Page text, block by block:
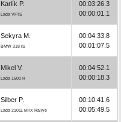
Karlík P.
Lada VFTS
00:03:26.3
00:00:01.1
Sekyra M.
BMW 318 iS
00:04:33.8
00:01:07.5
Mikel V.
Lada 1600 R
00:04:52.1
00:00:18.3
Silber P.
Lada 21011 MTX Rallye
00:10:41.6
00:05:49.5